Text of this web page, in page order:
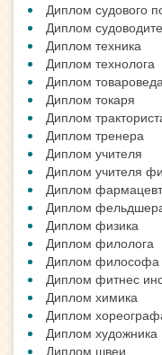
Диплом судового
Диплом
Диплом техника
Диплом технолога
Диплом
Диплом токаря
Диплом
Диплом тренера
Диплом учителя
Диплом учителя
Диплом
Диплом
Диплом физика
Диплом филолога
Диплом философа
Диплом фитнес
Диплом химика
Диплом
Диплом художника
Диплом швеи